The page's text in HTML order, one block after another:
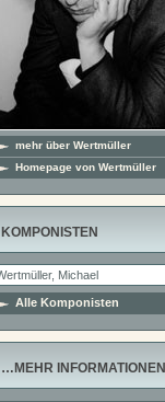
mehr über Wertmüller
Homepage von Wertmüller
KOMPONISTEN
Alle Komponisten
…MEHR INFORMATIONEN